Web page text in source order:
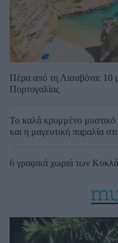
Πέρα από τη Λισαβόνα: 10
Πορτογαλίας
Το καλά κρυμμένο
και η μαγευτική παραλία
6 γραφικά χωριά των